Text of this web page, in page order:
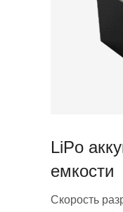
LiPo
емкости
Скорость